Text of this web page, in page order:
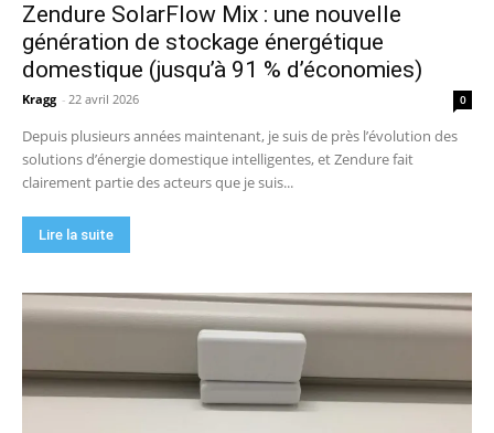
Zendure SolarFlow Mix : une nouvelle
génération de stockage énergétique
domestique (jusqu’à 91 % d’économies)
Kragg - 22 avril 2026 0
Depuis plusieurs années maintenant, je suis de près l’évolution des
solutions d’énergie domestique intelligentes, et Zendure fait
clairement partie des acteurs que je suis...
Lire la suite